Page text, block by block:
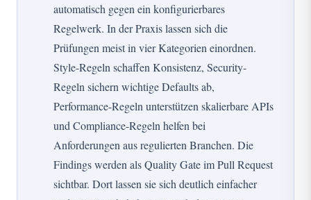
automatisch gegen ein konfigurierbares
Regelwerk. In der Praxis lassen sich die
Prüfungen meist in vier Kategorien einordnen.
Style-Regeln schaffen Konsistenz, Security-
Regeln sichern wichtige Defaults ab,
Performance-Regeln unterstützen skalierbare APIs
und Compliance-Regeln helfen bei
Anforderungen aus regulierten Branchen. Die
Findings werden als Quality Gate im Pull Request
sichtbar. Dort lassen sie sich deutlich einfacher